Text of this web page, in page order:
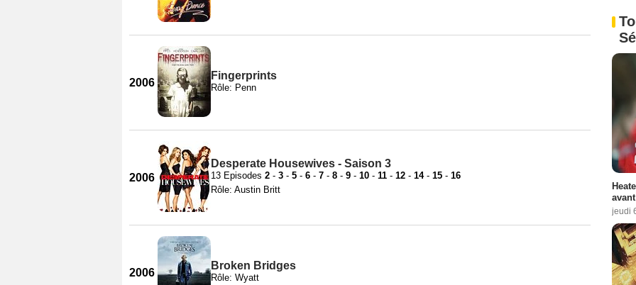
2006
Fingerprints
Rôle: Penn
2006
Desperate Housewives - Saison 3
13 Episodes 2 - 3 - 5 - 6 - 7 - 8 - 9 - 10 - 11 - 12 - 14- 15 - 16
Rôle: Austin Britt
2006
Broken Bridges
Rôle: Wyatt
jeudi